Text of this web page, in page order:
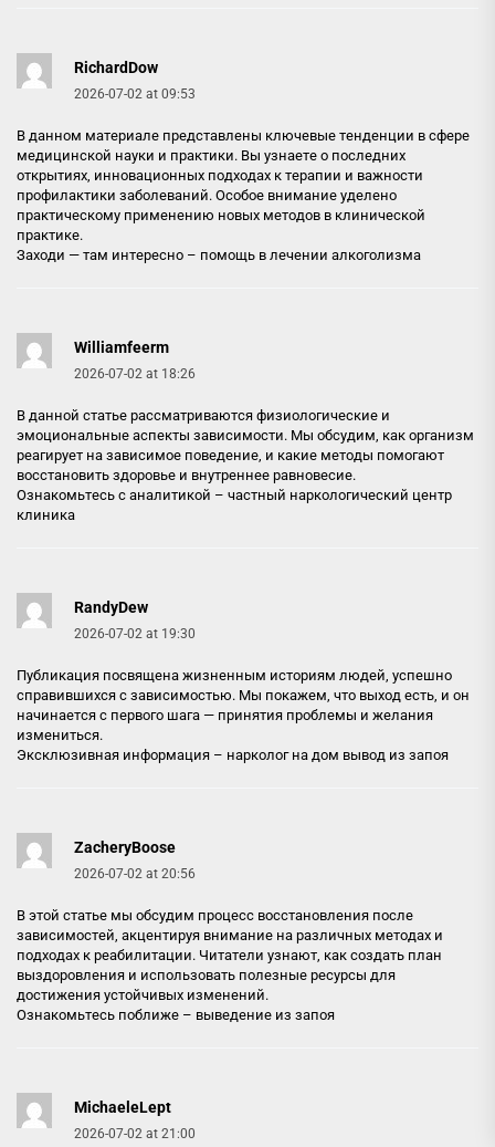
RichardDow
2026-07-02 at 09:53
В данном материале представлены ключевые тенденции в сфере
медицинской науки и практики. Вы узнаете о последних
открытиях, инновационных подходах к терапии и важности
профилактики заболеваний. Особое внимание уделено
практическому применению новых методов в клинической
практике.
Заходи — там интересно – помощь в лечении алкоголизма
Williamfeerm
2026-07-02 at 18:26
В данной статье рассматриваются физиологические и
эмоциональные аспекты зависимости. Мы обсудим, как организм
реагирует на зависимое поведение, и какие методы помогают
восстановить здоровье и внутреннее равновесие.
Ознакомьтесь с аналитикой – частный наркологический центр
клиника
RandyDew
2026-07-02 at 19:30
Публикация посвящена жизненным историям людей, успешно
справившихся с зависимостью. Мы покажем, что выход есть, и он
начинается с первого шага — принятия проблемы и желания
измениться.
Эксклюзивная информация – нарколог на дом вывод из запоя
ZacheryBoose
2026-07-02 at 20:56
В этой статье мы обсудим процесс восстановления после
зависимостей, акцентируя внимание на различных методах и
подходах к реабилитации. Читатели узнают, как создать план
выздоровления и использовать полезные ресурсы для
достижения устойчивых изменений.
Ознакомьтесь поближе – выведение из запоя
MichaeleLept
2026-07-02 at 21:00